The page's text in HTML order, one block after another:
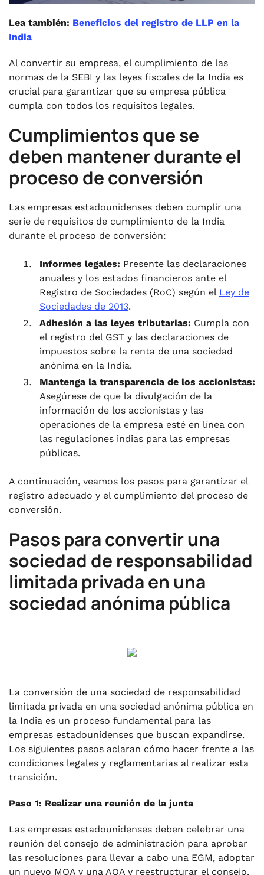
Lea también: Beneficios del registro de LLP en la
India
Al convertir su empresa, el cumplimiento de las
normas de la SEBI y las leyes fiscales de la India es
crucial para garantizar que su empresa pública
cumpla con todos los requisitos legales.
Cumplimientos que se
deben mantener durante el
proceso de conversión
Las empresas estadounidenses deben cumplir una
serie de requisitos de cumplimiento de la India
durante el proceso de conversión:
Informes legales: Presente las declaraciones
anuales y los estados financieros ante el
Registro de Sociedades (RoC) según el Ley de
Sociedades de 2013.
Adhesión a las leyes tributarias: Cumpla con
el registro del GST y las declaraciones de
impuestos sobre la renta de una sociedad
anónima en la India.
Mantenga la transparencia de los accionistas:
Asegúrese de que la divulgación de la
información de los accionistas y las
operaciones de la empresa esté en línea con
las regulaciones indias para las empresas
públicas.
A continuación, veamos los pasos para garantizar el
registro adecuado y el cumplimiento del proceso de
conversión.
Pasos para convertir una
sociedad de responsabilidad
limitada privada en una
sociedad anónima pública
La conversión de una sociedad de responsabilidad
limitada privada en una sociedad anónima pública en
la India es un proceso fundamental para las
empresas estadounidenses que buscan expandirse.
Los siguientes pasos aclaran cómo hacer frente a las
condiciones legales y reglamentarias al realizar esta
transición.
Paso 1: Realizar una reunión de la junta
Las empresas estadounidenses deben celebrar una
reunión del consejo de administración para aprobar
las resoluciones para llevar a cabo una EGM, adoptar
un nuevo MOA y una AOA y reestructurar el consejo.